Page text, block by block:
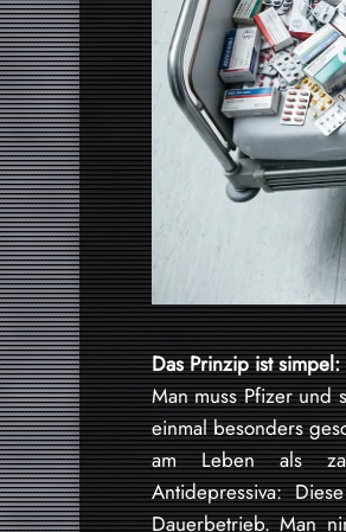
Das Prinzip ist
Man muss Pfizer und
einmal besonders
am Leben als
Antidepressiva:
Dauerbetrieb. Man